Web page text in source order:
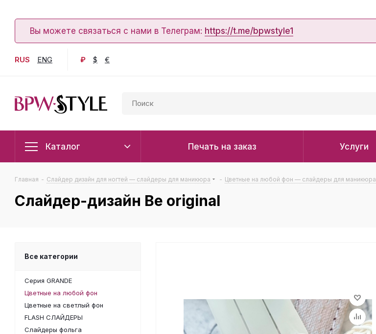
Вы можете связаться с нами в Телеграм: https://t.me/bpwstyle1
RUS ENG ₽ $ €
Каталог Печать на заказ Услуги
Главная - Слайдер дизайн для ногтей — слайдеры для маникюра - Цветные на любой фон — слайдеры для маникюра
Слайдер-дизайн Be original
Все категории
Серия GRANDE
Цветные на любой фон
Цветные на светлый фон
FLASH СЛАЙДЕРЫ
Слайдеры фольга